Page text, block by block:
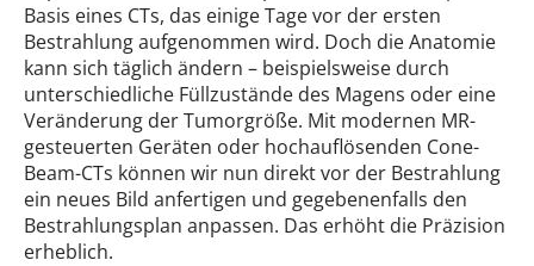
Basis eines CTs, das einige Tage vor der ersten
Bestrahlung aufgenommen wird. Doch die Anatomie
kann sich täglich ändern – beispielsweise durch
unterschiedliche Füllzustände des Magens oder eine
Veränderung der Tumorgröße. Mit modernen MR-
gesteuerten Geräten oder hochauflösenden Cone-
Beam-CTs können wir nun direkt vor der Bestrahlung
ein neues Bild anfertigen und gegebenenfalls den
Bestrahlungsplan anpassen. Das erhöht die Präzision
erheblich.